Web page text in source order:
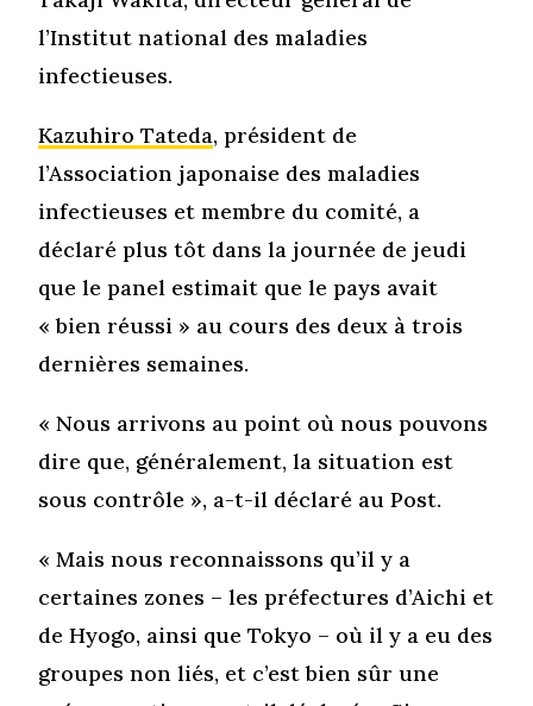
l’Institut national des maladies
infectieuses.
Kazuhiro Tateda, président de
l’Association japonaise des maladies
infectieuses et membre du comité, a
déclaré plus tôt dans la journée de jeudi
que le panel estimait que le pays avait
« bien réussi » au cours des deux à trois
dernières semaines.
« Nous arrivons au point où nous pouvons
dire que, généralement, la situation est
sous contrôle », a-t-il déclaré au Post.
« Mais nous reconnaissons qu’il y a
certaines zones – les préfectures d’Aichi et
de Hyogo, ainsi que Tokyo – où il y a eu des
groupes non liés, et c’est bien sûr une